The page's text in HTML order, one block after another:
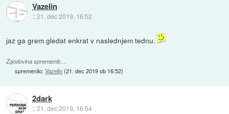
Vazelin
::21. dec 2019, 16:52
jaz ga grem gledat enkrat v naslednjem tednu.
Zgodovina sprememb…
spremenilo:Vazelin(21. dec 2019 ob 16:52)
2dark
::21. dec 2019, 16:54